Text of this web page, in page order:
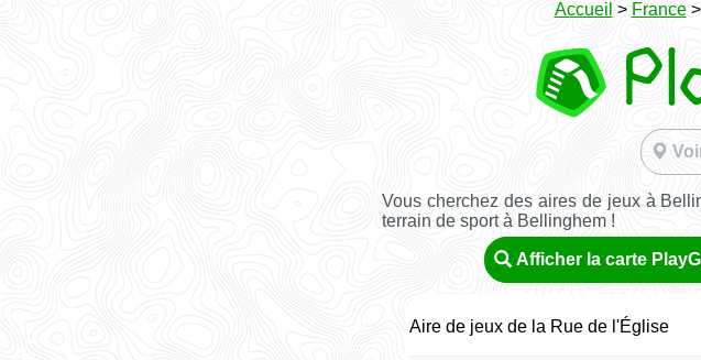
Accueil > France>
Vous cherchez des aires de jeux à
terrain de sport à Bellinghem !
Afficher la carte
Aire de jeux de la Rue de l'Église